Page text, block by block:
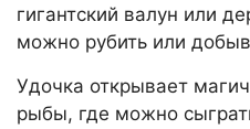
гигантский валун или
можно рубить или
Удочка открывает
рыбы, где можно